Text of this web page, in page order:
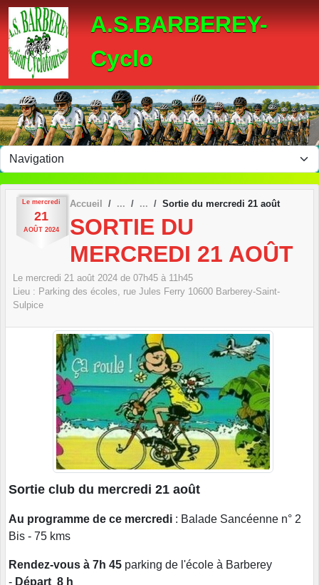
A.S.BARBEREY-
Cyclo
Le mercredi
21
AOÛT 2024
Accueil Sortie du mercredi 21 août
SORTIE DU
MERCREDI 21 AOÛT
Le mercredi 21 août 2024 de 07h45 à 11h45
Lieu : Parking des écoles, rue Jules Ferry 10600 Barberey-Saint-
Sulpice
Sortie club du mercredi 21 août
Au programme de ce mercredi : Balade Sancéenne n° 2
Bis - 75 kms
Rendez-vous à 7h 45 parking de l'école à Barberey
- Départ 8 h
Panneau de gestion des cookies